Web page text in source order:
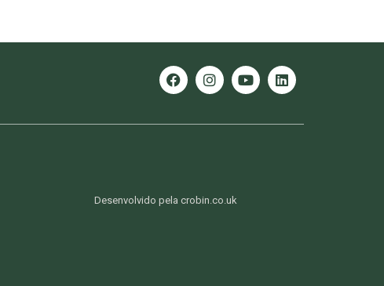
Desenvolvido pela crobin.co.uk